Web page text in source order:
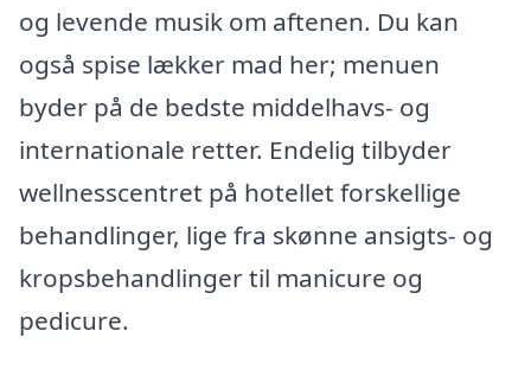
og levende musik om aftenen. Du kan
også spise lækker mad her; menuen
byder på de bedste middelhavs- og
internationale retter. Endelig tilbyder
wellnesscentret på hotellet forskellige
behandlinger, lige fra skønne ansigts- og
kropsbehandlinger til manicure og
pedicure.